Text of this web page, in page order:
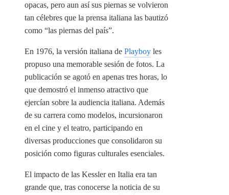
opacas, pero aun así sus piernas se volvieron
tan célebres que la prensa italiana las bautizó
como “las piernas del país”.
En 1976, la versión italiana de Playboy les
propuso una memorable sesión de fotos. La
publicación se agotó en apenas tres horas, lo
que demostró el inmenso atractivo que
ejercían sobre la audiencia italiana. Además
de su carrera como modelos, incursionaron
en el cine y el teatro, participando en
diversas producciones que consolidaron su
posición como figuras culturales esenciales.
El impacto de las Kessler en Italia era tan
grande que, tras conocerse la noticia de su